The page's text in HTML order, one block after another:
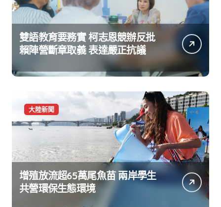
雙語教育要務實 柯志恩競辦反批
賴陣營斷章取義 表達嚴正抗議
大陸新聞
增殖放流超65萬尾魚苗 兩岸學生
共營環保生態環境